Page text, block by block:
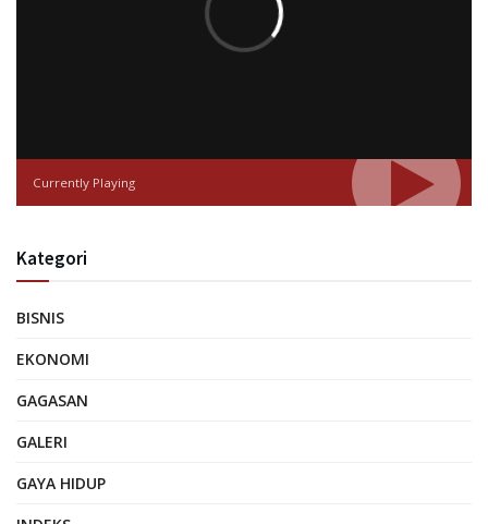
Currently Playing
Kategori
BISNIS
EKONOMI
GAGASAN
GALERI
GAYA HIDUP